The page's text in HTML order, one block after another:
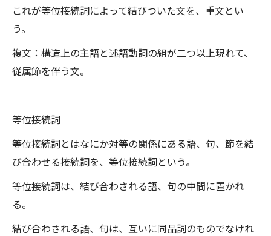
これが等位接続詞によって結びついた文を、重文とい
う。
複文：構造上の主語と述語動詞の組が二つ以上現れて、
従属節を伴う文。
等位接続詞
等位接続詞とはなにか対等の関係にある語、句、節を結
び合わせる接続詞を、等位接続詞という。
等位接続詞は、結び合わされる語、句の中間に置かれ
る。
結び合わされる語、句は、互いに同品詞のものでなけれ